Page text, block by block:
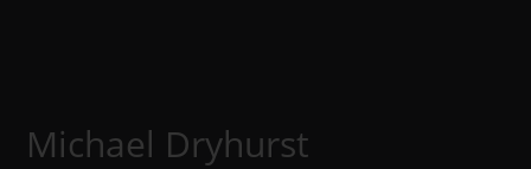
Michael Dryhurst